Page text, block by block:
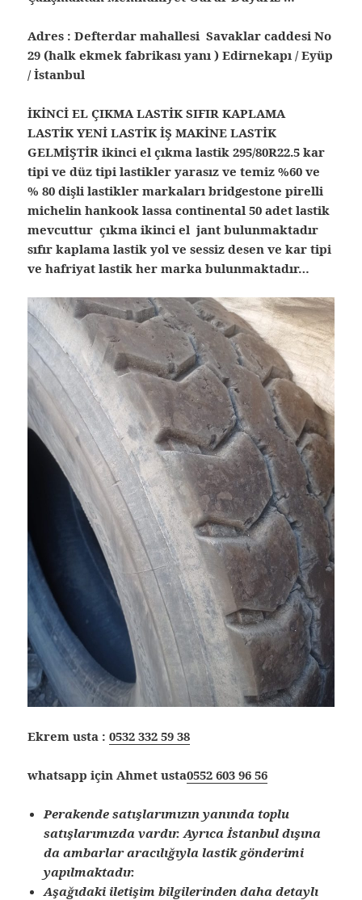
Adres : Defterdar mahallesi Savaklar caddesi No
29 (halk ekmek fabrikası yanı ) Edirnekapı / Eyüp
/ İstanbul
İKİNCİ EL ÇIKMA LASTİK SIFIR KAPLAMA
LASTİK YENİ LASTİK İŞ MAKİNE LASTİK
GELMİŞTİR ikinci el çıkma lastik 295/80R22.5 kar
tipi ve düz tipi lastikler yarasız ve temiz %60 ve
% 80 dişli lastikler markaları bridgestone pirelli
michelin hankook lassa continental 50 adet lastik
mevcuttur çıkma ikinci el jant bulunmaktadır
sıfır kaplama lastik yol ve sessiz desen ve kar tipi
ve hafriyat lastik her marka bulunmaktadır…
Ekrem usta :0532 332 59 38
whatsapp için Ahmet usta0552 603 96 56
Perakende satışlarımızın yanında toplu
satışlarımızda vardır. Ayrıca İstanbul dışına
da ambarlar aracılığıyla lastik gönderimi
yapılmaktadır.
Aşağıdaki iletişim bilgilerinden daha detaylı